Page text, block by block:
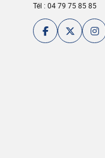
Tél : 04 79 75 85 85